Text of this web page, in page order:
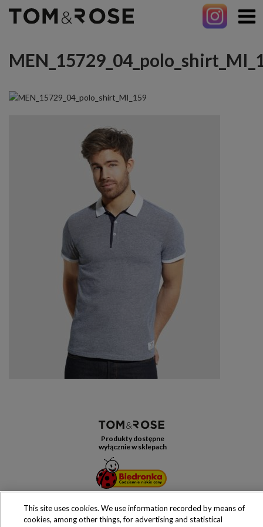
Produkty dostępne
wyłącznie w sklepach
Copyright 2016 Jeronimo Martins Polska S.A.
Regulamin serwisu
Polityka prywatności
This site uses cookies. We use information recorded by means of
cookies, among other things, for advertising and statistical